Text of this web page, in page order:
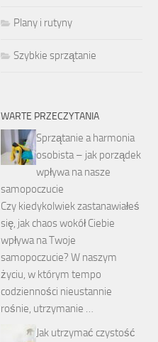
Plany i rutyny
Szybkie sprzątanie
WARTE PRZECZYTANIA
Sprzątanie a harmonia
osobista – jak porządek
wpływa na nasze
samopoczucie
Czy kiedykolwiek zastanawiałeś
się, jak chaos wokół Ciebie
wpływa na Twoje
samopoczucie? W naszym
życiu, w którym tempo
codzienności nieustannie
rośnie, utrzymanie …
Jak utrzymać czystość